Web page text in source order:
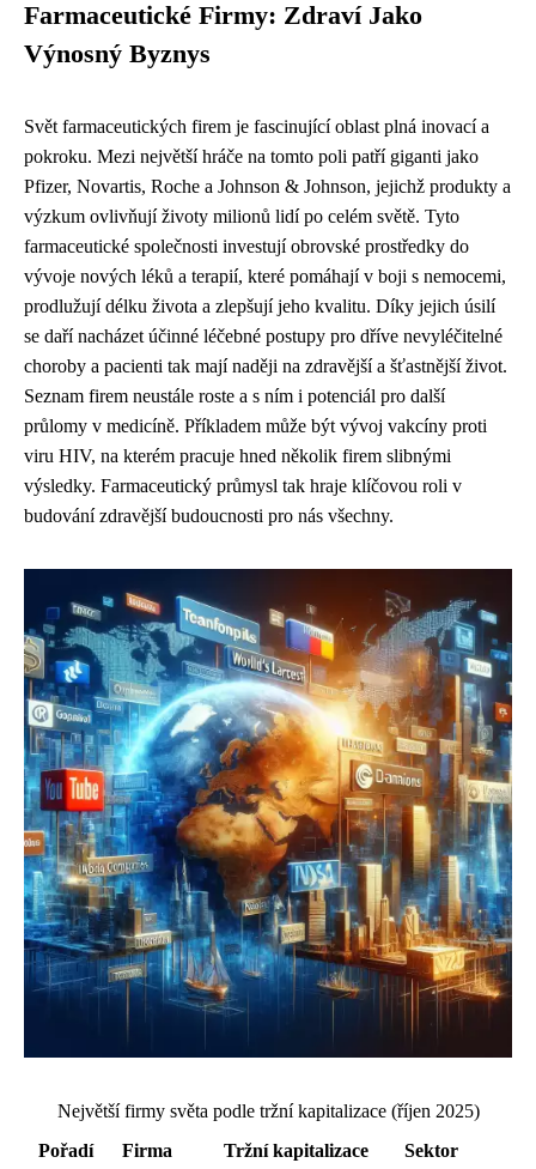
Farmaceutické Firmy: Zdraví Jako
Výnosný Byznys
Svět farmaceutických firem je fascinující oblast plná inovací a
pokroku. Mezi největší hráče na tomto poli patří giganti jako
Pfizer, Novartis, Roche a Johnson & Johnson, jejichž produkty a
výzkum ovlivňují životy milionů lidí po celém světě. Tyto
farmaceutické společnosti investují obrovské prostředky do
vývoje nových léků a terapií, které pomáhají v boji s nemocemi,
prodlužují délku života a zlepšují jeho kvalitu. Díky jejich úsilí
se daří nacházet účinné léčebné postupy pro dříve nevyléčitelné
choroby a pacienti tak mají naději na zdravější a šťastnější život.
Seznam firem neustále roste a s ním i potenciál pro další
průlomy v medicíně. Příkladem může být vývoj vakcíny proti
viru HIV, na kterém pracuje hned několik firem slibnými
výsledky. Farmaceutický průmysl tak hraje klíčovou roli v
budování zdravější budoucnosti pro nás všechny.
Největší firmy světa podle tržní kapitalizace (říjen 2025)
Pořadí
Firma
Tržní kapitalizace
Sektor